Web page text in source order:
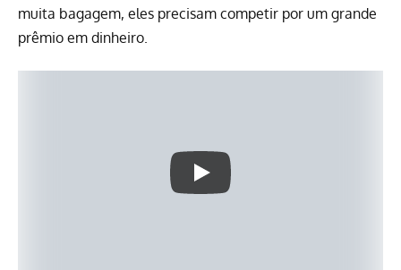
muita bagagem, eles precisam competir por um grande
prêmio em dinheiro.